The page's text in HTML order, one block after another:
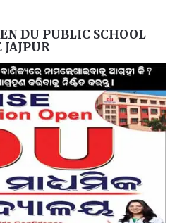
DU PUBLIC SCHOOL